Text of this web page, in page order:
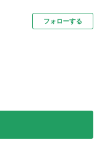
フォローする